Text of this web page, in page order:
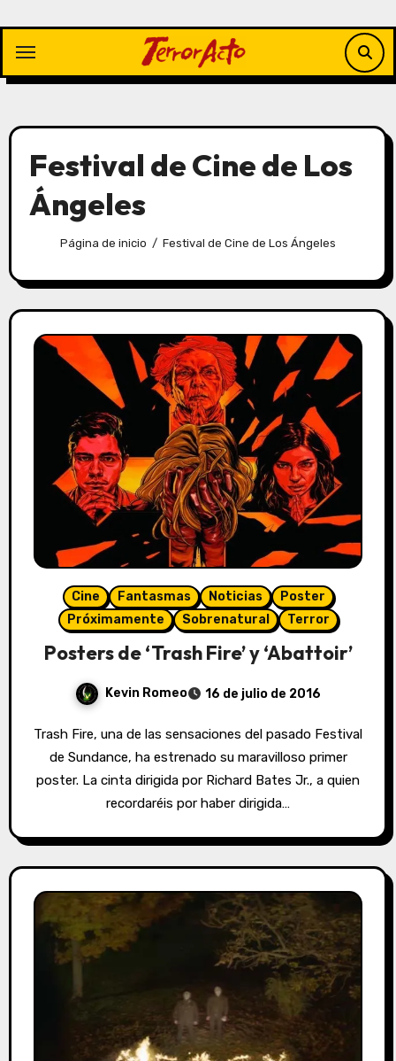
contenido
Festival de Cine de Los
Ángeles
Página de inicio Festival de Cine de Los Ángeles
Cine Fantasmas Noticias
Poster
Próximamente
Sobrenatural Terror
Posters de ‘Trash Fire’ y ‘Abattoir’
Kevin Romeo 16 de julio de 2016
Trash Fire, una de las sensaciones del pasado Festival
de Sundance, ha estrenado su maravilloso primer
poster. La cinta dirigida por Richard Bates Jr., a quien
recordaréis por haber dirigida…